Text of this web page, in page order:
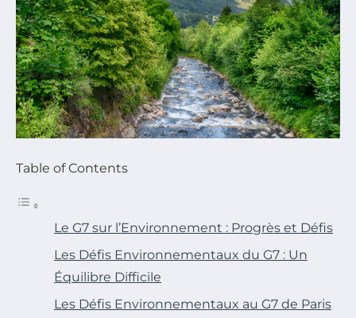
Table of Contents
Le G7 sur l’Environnement : Progrès et Défis
Les Défis Environnementaux du G7 : Un
Équilibre Difficile
Les Défis Environnementaux au G7 de Paris